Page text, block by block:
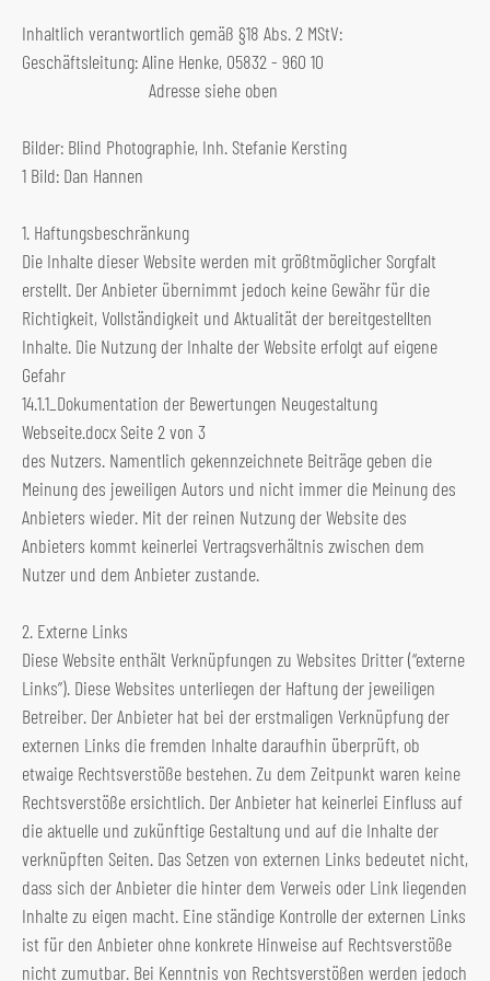
Inhaltlich verantwortlich gemäß §18 Abs. 2 MStV:
Geschäftsleitung: Aline Henke, 05832 - 960 10
Adresse siehe oben
Bilder: Blind Photographie, Inh. Stefanie Kersting
1 Bild: Dan Hannen
1. Haftungsbeschränkung
Die Inhalte dieser Website werden mit größtmöglicher Sorgfalt
erstellt. Der Anbieter übernimmt jedoch keine Gewähr für die
Richtigkeit, Vollständigkeit und Aktualität der bereitgestellten
Inhalte. Die Nutzung der Inhalte der Website erfolgt auf eigene
Gefahr
14.1.1_Dokumentation der Bewertungen Neugestaltung
Webseite.docx Seite 2 von 3
des Nutzers. Namentlich gekennzeichnete Beiträge geben die
Meinung des jeweiligen Autors und nicht immer die Meinung des
Anbieters wieder. Mit der reinen Nutzung der Website des
Anbieters kommt keinerlei Vertragsverhältnis zwischen dem
Nutzer und dem Anbieter zustande.
2. Externe Links
Diese Website enthält Verknüpfungen zu Websites Dritter (“externe
Links”). Diese Websites unterliegen der Haftung der jeweiligen
Betreiber. Der Anbieter hat bei der erstmaligen Verknüpfung der
externen Links die fremden Inhalte daraufhin überprüft, ob
etwaige Rechtsverstöße bestehen. Zu dem Zeitpunkt waren keine
Rechtsverstöße ersichtlich. Der Anbieter hat keinerlei Einfluss auf
die aktuelle und zukünftige Gestaltung und auf die Inhalte der
verknüpften Seiten. Das Setzen von externen Links bedeutet nicht,
dass sich der Anbieter die hinter dem Verweis oder Link liegenden
Inhalte zu eigen macht. Eine ständige Kontrolle der externen Links
ist für den Anbieter ohne konkrete Hinweise auf Rechtsverstöße
nicht zumutbar. Bei Kenntnis von Rechtsverstößen werden jedoch